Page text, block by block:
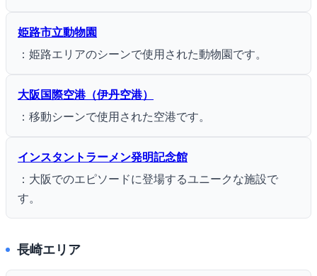
姫路市立動物園
：姫路エリアのシーンで使用された動物園です。
大阪国際空港（伊丹空港）
：移動シーンで使用された空港です。
インスタントラーメン発明記念館
：大阪でのエピソードに登場するユニークな施設で
す。
長崎エリア